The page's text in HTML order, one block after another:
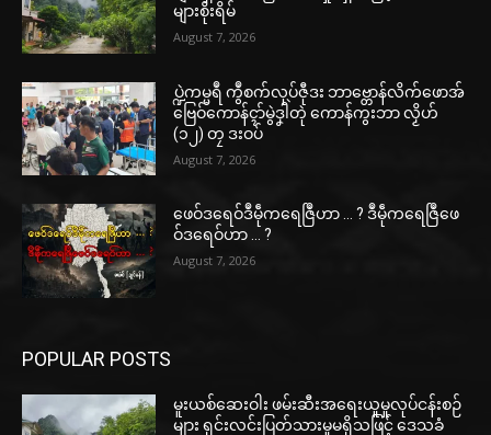
များစိုးရိမ်
August 7, 2026
ပ္ဍဲကမ္မရဳ ကွဳစက်လုပ်ဇီုဒး ဘာဗ္တောန်လိက်ဖောအ်
ဗြေဝ်ကောန်ၚာ်မွဲဒၞါဲတုဲ ကောန်ကွးဘာ လၟိဟ်
(၁၂) တၠ ဒးဝပ်
August 7, 2026
ဖေဝ်ဒရေဝ်ဒဳမဵုကရေဇြဳဟာ … ? ဒဳမဵုကရေဇြဳဖေ
ဝ်ဒရေဝ်ဟာ … ?
August 7, 2026
POPULAR POSTS
မူးယစ်ဆေးဝါး ဖမ်းဆီးအရေးယူမှုလုပ်ငန်းစဉ်
များ ရှင်းလင်းပြတ်သားမှုမရှိသဖြင့် ဒေသခံ